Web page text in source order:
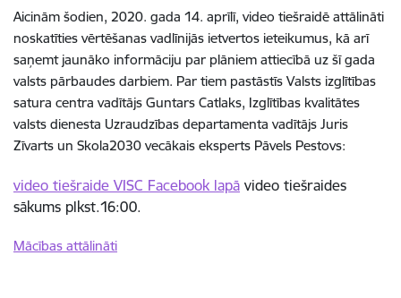
Aicinām šodien, 2020. gada 14. aprīlī, video tiešraidē attālināti
noskatīties vērtēšanas vadlīnijās ietvertos ieteikumus, kā arī
saņemt jaunāko informāciju par plāniem attiecībā uz šī gada
valsts pārbaudes darbiem. Par tiem pastāstīs Valsts izglītības
satura centra vadītājs Guntars Catlaks, Izglītības kvalitātes
valsts dienesta Uzraudzības departamenta vadītājs Juris
Zīvarts un Skola2030 vecākais eksperts Pāvels Pestovs:
video tiešraide VISC Facebook lapā video tiešraides
sākums plkst.16:00.
Mācības attālināti